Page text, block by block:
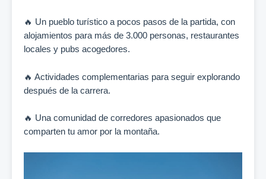
🔥 Un pueblo turístico a pocos pasos de la partida, con
alojamientos para más de 3.000 personas, restaurantes
locales y pubs acogedores.
🔥 Actividades complementarias para seguir explorando
después de la carrera.
🔥 Una comunidad de corredores apasionados que
comparten tu amor por la montaña.